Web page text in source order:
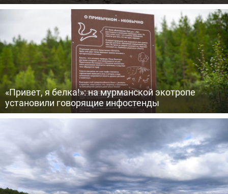
«Привет, я белка!»: на мурманской экотропе
установили говорящие инфостенды